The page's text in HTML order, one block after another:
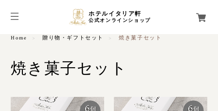
ホテルイタリア軒
公式オンラインショップ
Home 贈り物・ギフトセット 焼き菓子セット
焼き菓子セット